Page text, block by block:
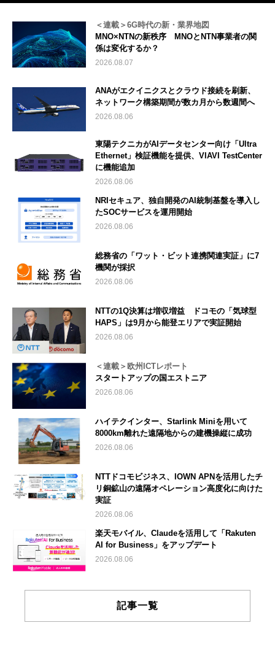
＜連載＞6G時代の新・業界地図
MNO×NTNの新秩序 MNOとNTN事業者の関
係は変化するか？
2026.08.07
ANAがエクイニクスとクラウド接続を刷新、
ネットワーク構築期間が数カ月から数週間へ
2026.08.06
東陽テクニカがAIデータセンター向け「Ultra
Ethernet」検証機能を提供、VIAVI TestCenter
に機能追加
2026.08.06
NRIセキュア、独自開発のAI統制基盤を導入し
たSOCサービスを運用開始
2026.08.06
総務省の「ワット・ビット連携関連実証」に7
機関が採択
2026.08.06
NTTの1Q決算は増収増益 ドコモの「気球型
HAPS」は9月から能登エリアで実証開始
2026.08.06
＜連載＞欧州ICTレポート
スタートアップの国エストニア
2026.08.06
ハイテクインター、Starlink Miniを用いて
8000km離れた遠隔地からの建機操縦に成功
2026.08.06
NTTドコモビジネス、IOWN APNを活用したチ
リ銅鉱山の遠隔オペレーション高度化に向けた
実証
2026.08.06
楽天モバイル、Claudeを活用して「Rakuten
AI for Business」をアップデート
2026.08.06
記事一覧